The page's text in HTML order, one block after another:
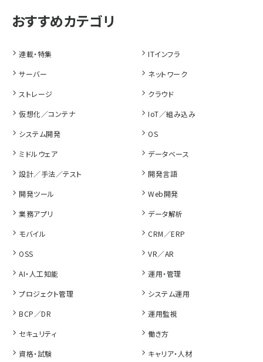
連載・特集
ITインフラ
サーバー
ネットワーク
ストレージ
クラウド
仮想化／コンテナ
IoT／組み込み
システム開発
OS
ミドルウェア
データベース
設計／手法／テスト
開発言語
開発ツール
Web開発
業務アプリ
データ解析
モバイル
CRM／ERP
OSS
VR／AR
AI・人工知能
運用・管理
プロジェクト管理
システム運用
BCP／DR
運用監視
セキュリティ
働き方
資格・試験
キャリア・人材